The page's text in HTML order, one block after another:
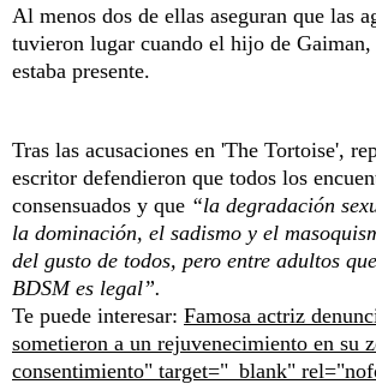
Al menos dos de ellas aseguran que las
tuvieron lugar cuando el hijo de Gaiman,
estaba presente.
Tras las acusaciones en 'The Tortoise',
escritor defendieron que todos los
consensuados y que “la degradación
la dominación, el sadismo y el
del gusto de todos, pero entre adultos
BDSM es legal”.
Te puede interesar: Famosa actriz
sometieron a un rejuvenecimiento en su
consentimiento" target="_blank"